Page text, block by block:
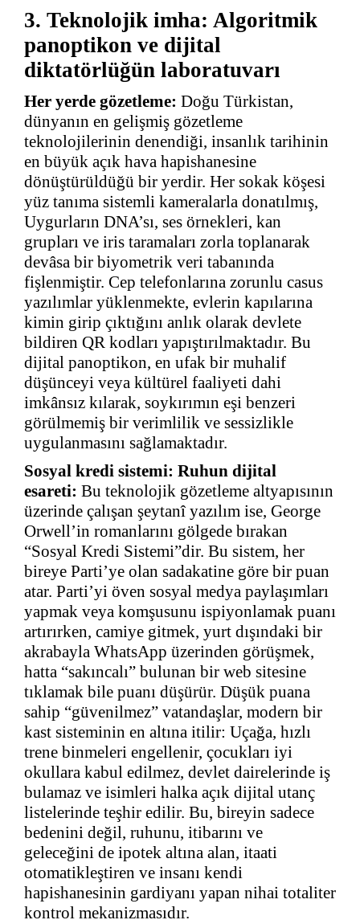
3. Teknolojik imha: Algoritmik
panoptikon ve dijital
diktatörlüğün laboratuvarı
Her yerde gözetleme: Doğu Türkistan,
dünyanın en gelişmiş gözetleme
teknolojilerinin denendiği, insanlık tarihinin
en büyük açık hava hapishanesine
dönüştürüldüğü bir yerdir. Her sokak köşesi
yüz tanıma sistemli kameralarla donatılmış,
Uygurların DNA’sı, ses örnekleri, kan
grupları ve iris taramaları zorla toplanarak
devâsa bir biyometrik veri tabanında
fişlenmiştir. Cep telefonlarına zorunlu casus
yazılımlar yüklenmekte, evlerin kapılarına
kimin girip çıktığını anlık olarak devlete
bildiren QR kodları yapıştırılmaktadır. Bu
dijital panoptikon, en ufak bir muhalif
düşünceyi veya kültürel faaliyeti dahi
imkânsız kılarak, soykırımın eşi benzeri
görülmemiş bir verimlilik ve sessizlikle
uygulanmasını sağlamaktadır.
Sosyal kredi sistemi: Ruhun dijital
esareti: Bu teknolojik gözetleme altyapısının
üzerinde çalışan şeytanî yazılım ise, George
Orwell’in romanlarını gölgede bırakan
“Sosyal Kredi Sistemi”dir. Bu sistem, her
bireye Parti’ye olan sadakatine göre bir puan
atar. Parti’yi öven sosyal medya paylaşımları
yapmak veya komşusunu ispiyonlamak puanı
artırırken, camiye gitmek, yurt dışındaki bir
akrabayla WhatsApp üzerinden görüşmek,
hatta “sakıncalı” bulunan bir web sitesine
tıklamak bile puanı düşürür. Düşük puana
sahip “güvenilmez” vatandaşlar, modern bir
kast sisteminin en altına itilir: Uçağa, hızlı
trene binmeleri engellenir, çocukları iyi
okullara kabul edilmez, devlet dairelerinde iş
bulamaz ve isimleri halka açık dijital utanç
listelerinde teşhir edilir. Bu, bireyin sadece
bedenini değil, ruhunu, itibarını ve
geleceğini de ipotek altına alan, itaati
otomatikleştiren ve insanı kendi
hapishanesinin gardiyanı yapan nihai totaliter
kontrol mekanizmasıdır.